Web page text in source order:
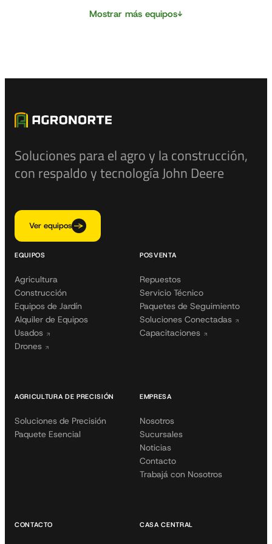
obteniendo todavía más
obteniendo todavía más
Mostrar más equipos↓
Soluciones para el agro y la construcción,
con respaldo y tecnología John Deere
Ver equipos
EQUIPOS
Agricultura
Construcción
Equipos de Jardín
Alquiler de Equipos
Usados
Drones
POSVENTA
Repuestos
Servicio Técnico
Paquetes de Seguimiento
Soluciones Conectadas
Capacitaciones
AGRICULTURA DE PRECISIÓN
Soluciones de Precisión
Paquete Esencial
EMPRESA
Nosotros
Sucursales
Noticias
Contacto
Trabajá con Nosotros
CASA CENTRAL
CONTACTO